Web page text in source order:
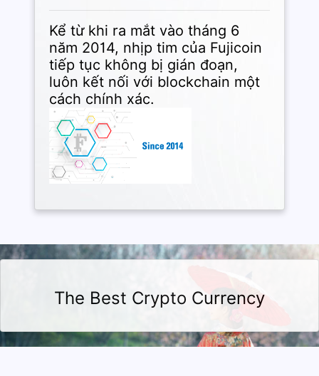
Kể từ khi ra mắt vào tháng 6
năm 2014, nhịp tim của Fujicoin
tiếp tục không bị gián đoạn,
luôn kết nối với blockchain một
cách chính xác.
The Best Crypto Currency